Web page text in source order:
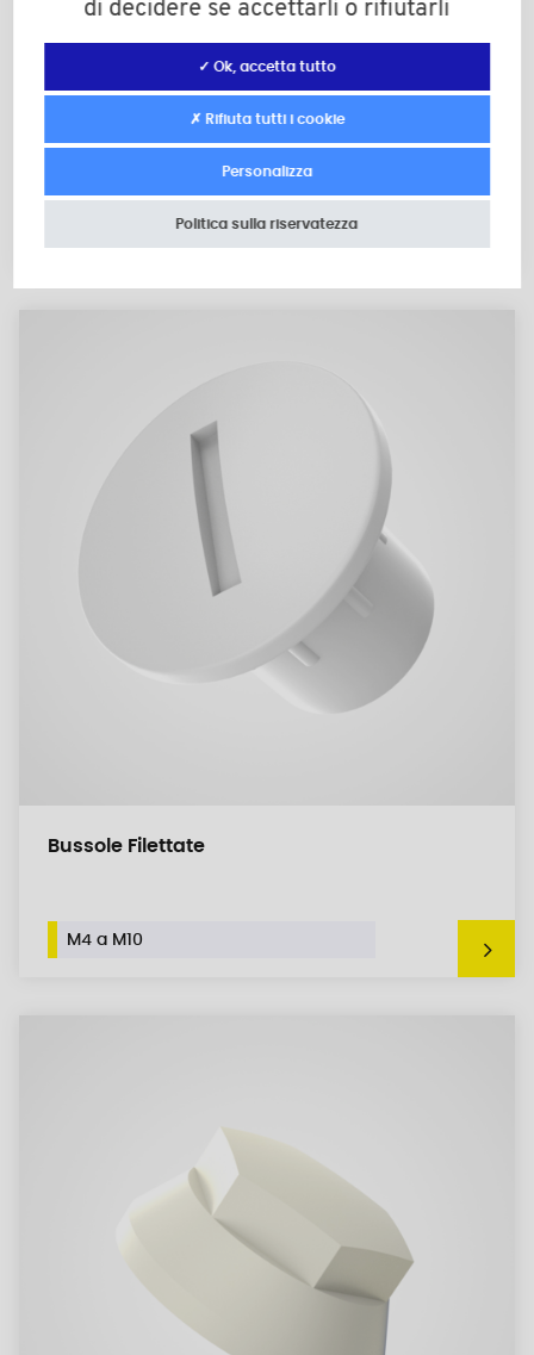
Dadi rotondi filettati 210
Bussole Filettate
M4 a M10
di decidere se accettarli o rifiutarli
✓ Ok, accetta tutto
✗ Rifiuta tutti i cookie
Personalizza
Politica sulla riservatezza